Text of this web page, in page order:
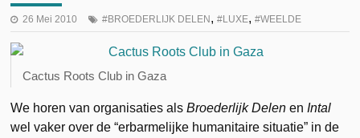
26 Mei 2010 BROEDERLIJK DELEN , LUXE, WEELDE
Cactus Roots Club in Gaza
We horen van organisaties alsBroederlijk Delen en Intal
wel vaker over de “erbarmelijke humanitaire situatie” in de